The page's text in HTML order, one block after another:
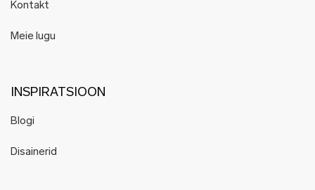
Kontakt
Meie lugu
INSPIRATSIOON
Blogi
Disainerid